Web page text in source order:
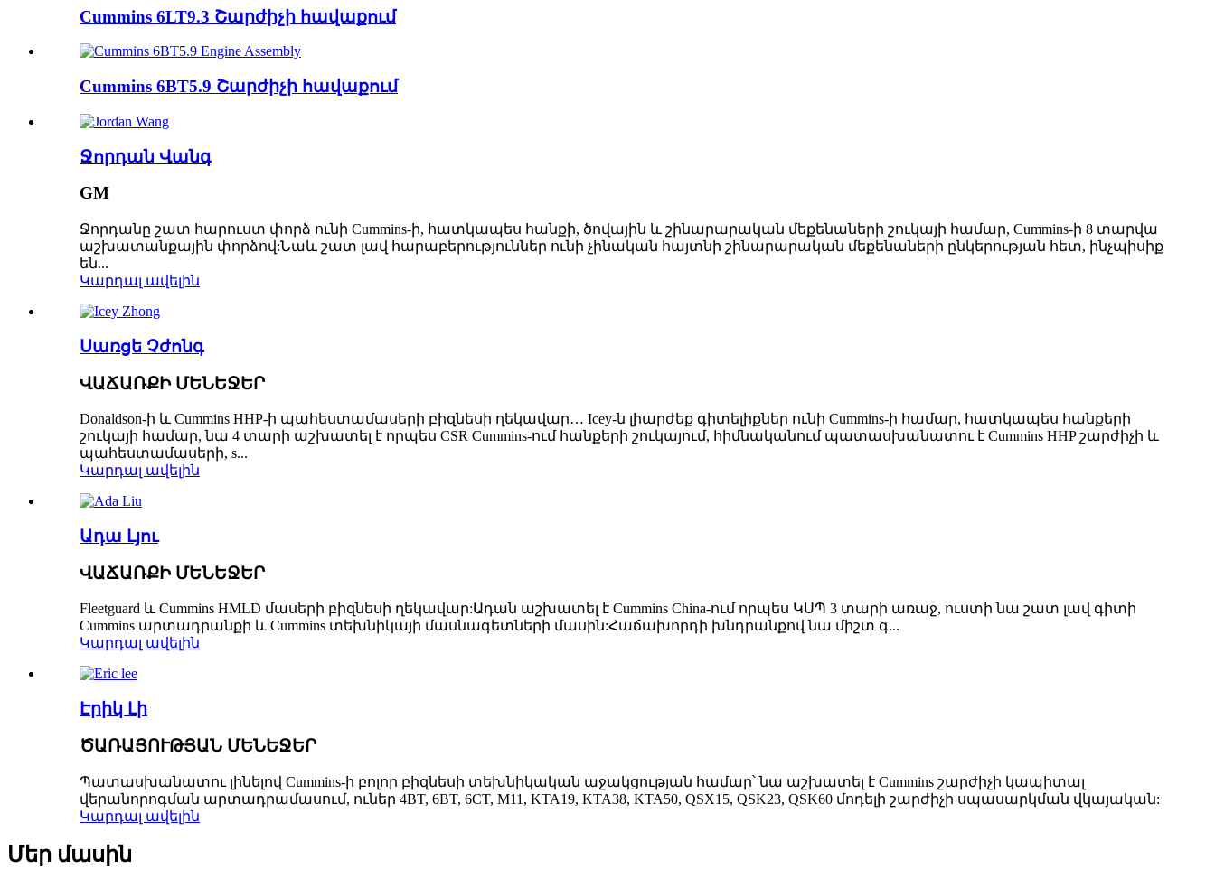
Cummins 6LT9.3 Շարժիչի հավաքում
Cummins 6BT5.9 Շարժիչի հավաքում
Ջորդան Վանգ
GM
Ջորդանը շատ հարուստ փորձ ունի Cummins-ի, հատկապես հանքի, ծովային և շինարարական մեքենաների շուկայի համար, Cummins-ի 8 տարվա
աշխատանքային փորձով:Նաև շատ լավ հարաբերություններ ունի չինական հայտնի շինարարական մեքենաների ընկերության հետ, ինչպիսիք
են...
Կարդալ ավելին
Սառցե Չժոնգ
ՎԱՃԱՌՔԻ ՄԵՆԵՋԵՐ
Donaldson-ի և Cummins HHP-ի պահեստամասերի բիզնեսի ղեկավար… Icey-ն լիարժեք գիտելիքներ ունի Cummins-ի համար, հատկապես հանքերի
շուկայի համար, նա 4 տարի աշխատել է որպես CSR Cummins-ում հանքերի շուկայում, հիմնականում պատասխանատու է Cummins HHP շարժիչի և
պահեստամասերի, s...
Կարդալ ավելին
Ադա Լյու
ՎԱՃԱՌՔԻ ՄԵՆԵՋԵՐ
Fleetguard և Cummins HMLD մասերի բիզնեսի ղեկավար:Ադան աշխատել է Cummins China-ում որպես ԿՍՊ 3 տարի առաջ, ուստի նա շատ լավ գիտի
Cummins արտադրանքի և Cummins տեխնիկայի մասնագետների մասին:Հաճախորդի խնդրանքով նա միշտ գ...
Կարդալ ավելին
Էրիկ Լի
ԾԱՌԱՅՈՒԹՅԱՆ ՄԵՆԵՋԵՐ
Պատասխանատու լինելով Cummins-ի բոլոր բիզնեսի տեխնիկական աջակցության համար՝ նա աշխատել է Cummins շարժիչի կապիտալ
վերանորոգման արտադրամասում, ուներ 4BT, 6BT, 6CT, M11, KTA19, KTA38, KTA50, QSX15, QSK23, QSK60 մոդելի շարժիչի սպասարկման վկայական:
Կարդալ ավելին
Մեր մասին